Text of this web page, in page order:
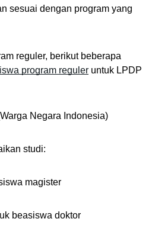
sesuai dengan program yang
program reguler untuk LPDP
Negara Indonesia)
studi:
magister
beasiswa doktor